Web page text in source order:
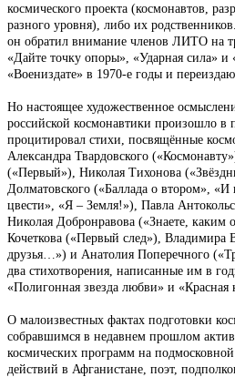
космического проекта (космонавтов,
разного уровня), либо их
он обратил внимание членов ЛИТО на
«Дайте точку опоры», «Ударная сила»
«Воениздате» в 1970-е годы и
Но настоящее художественное
российской космонавтики произошло в
процитировал стихи, посвящённые
Александра Твардовского
(«Первый»), Николая Тихонова
Долматовского («Баллада о втором», «И
цвести», «Я – Земля!»), Павла
Николая Добронравова («Знаете, каким
Кочеткова («Первый след»), Владимира
друзья…») и Анатолия Поперечного
два стихотворения, написанные им в
«Полигонная звезда любви» и «Красная
О малоизвестных фактах подготовки
собравшимся в недавнем прошлом
космических программ на
действий в Афганистане, поэт,